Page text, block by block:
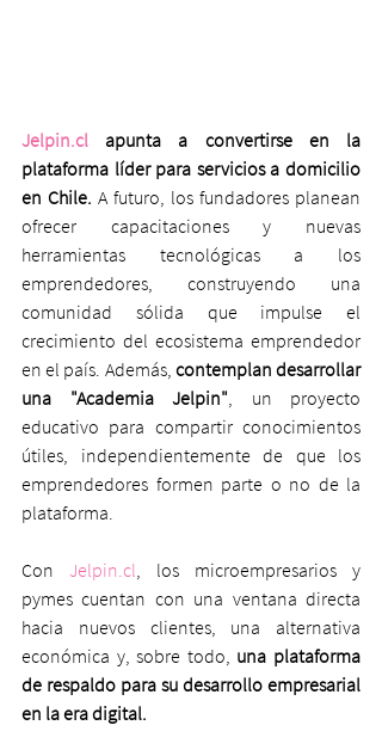
Jelpin.cl apunta a convertirse en la
plataforma líder para servicios a domicilio
en Chile. A futuro, los fundadores planean
ofrecer capacitaciones y nuevas
herramientas tecnológicas a los
emprendedores, construyendo una
comunidad sólida que impulse el
crecimiento del ecosistema emprendedor
en el país. Además, contemplan desarrollar
una "Academia Jelpin" , un proyecto
educativo para compartir conocimientos
útiles, independientemente de que los
emprendedores formen parte o no de la
plataforma.
Con Jelpin.cl , los microempresarios y
pymes cuentan con una ventana directa
hacia nuevos clientes, una alternativa
económica y, sobre todo, una plataforma
de respaldo para su desarrollo empresarial
en la era digital.